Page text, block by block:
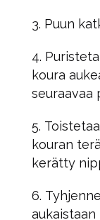
Puun
koura
seuraavaa
kouran
kerätty
aukaistaan